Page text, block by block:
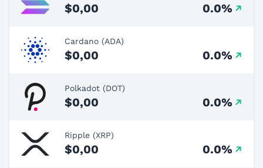
$0,00 0.0%
Cardano (ADA)
$0,00 0.0%
Polkadot (DOT)
$0,00 0.0%
Ripple (XRP)
$0,00 0.0%